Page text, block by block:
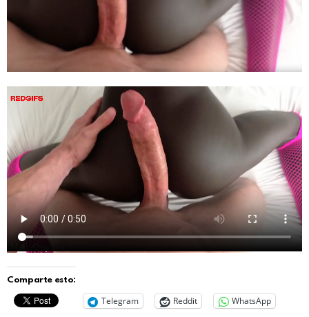
Comparte esto:
Telegram Reddit WhatsApp